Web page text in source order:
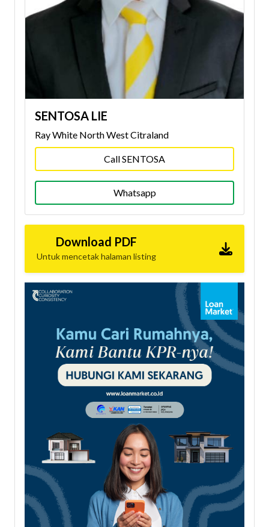
SENTOSA LIE
Ray White North West Citraland
Call SENTOSA
Whatsapp
Download PDF
Untuk mencetak halaman listing